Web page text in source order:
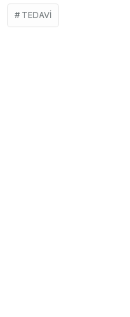
TEDAVI